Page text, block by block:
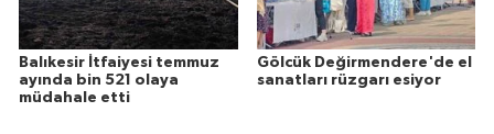
Balıkesir İtfaiyesi temmuz
ayında bin 521 olaya
müdahale etti
Gölcük Değirmendere'de el
sanatları rüzgarı esiyor